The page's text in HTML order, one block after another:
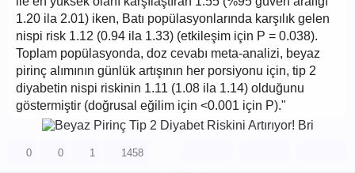
1.20 ila 2.01) iken, Batı popülasyonlarında karşılık gelen
nispi risk 1.12 (0.94 ila 1.33) (etkileşim için P = 0.038).
Toplam popülasyonda, doz cevabı meta-analizi, beyaz
pirinç alımının günlük artışının her porsiyonu için, tip 2
diyabetin nispi riskinin 1.11 (1.08 ila 1.14) olduğunu
göstermiştir (doğrusal eğilim için <0.001 için P)."
0 0 1 1458